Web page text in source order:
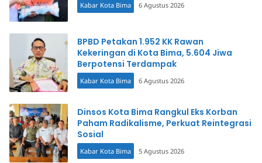
Kabar Kota Bima 6 Agustus 2026
BPBD Petakan 1.952 KK Rawan
Kekeringan di Kota Bima, 5.604 Jiwa
Berpotensi Terdampak
Kabar Kota Bima 6 Agustus 2026
Dinsos Kota Bima Rangkul Eks Korban
Paham Radikalisme, Perkuat Reintegrasi
Sosial
Kabar Kota Bima 5 Agustus 2026